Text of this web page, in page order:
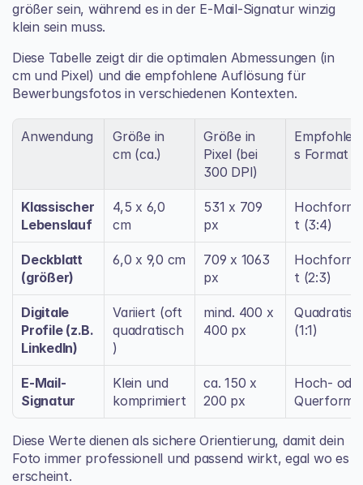
größer sein, während es in der E-Mail-Signatur winzig
klein sein muss.
Diese Tabelle zeigt dir die optimalen Abmessungen (in
cm und Pixel) und die empfohlene Auflösung für
Bewerbungsfotos in verschiedenen Kontexten.
Anwendung
Größe in
cm (ca.)
Größe in
Pixel (bei
300 DPI)
s Format
Klassischer
Lebenslauf
4,5 x 6,0
cm
531 x 709
px
t (3:4)
Deckblatt
(größer)
6,0 x 9,0 cm
709 x 1063
px
t (2:3)
Digitale
Profile (z.B.
LinkedIn)
Variiert (oft
quadratisch
)
mind. 400 x
400 px
(1:1)
E-Mail-
Signatur
Klein und
komprimiert
ca. 150 x
200 px
Hoch-
Diese Werte dienen als sichere Orientierung, damit dein
Foto immer professionell und passend wirkt, egal wo es
erscheint.